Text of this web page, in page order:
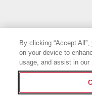
Условия и положения
Декларация о
By clicking “Accept
on your device to
usage, and assist in our